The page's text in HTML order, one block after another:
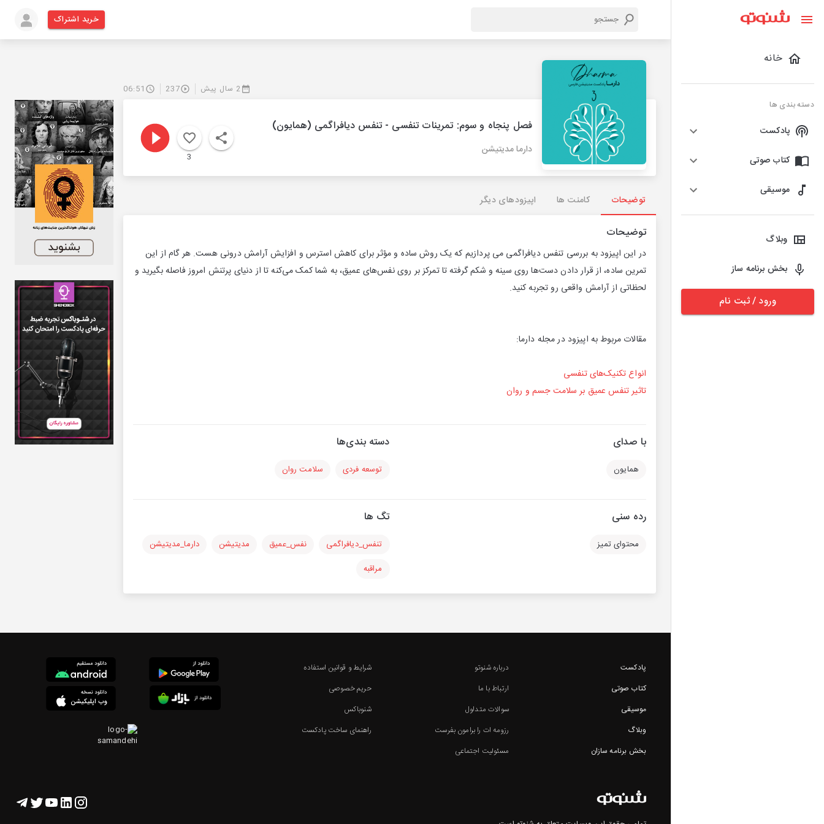
خانه
دسته بندی ها
پادکست
کتاب صوتی
موسیقی
وبلاگ
بخش برنامه ساز
ورود / ثبت نام
خرید اشتراک
2 سال پیش 237
06:51
فصل پنجاه و سوم: تمرینات تنفسی - تنفس دیافراگمی (همایون)
دارما مدیتیشن
3
توضیحات کامنت ها اپیزودهای دیگر
توضیحات
در این اپیزود به بررسی تنفس دیافراگمی می پردازیم که یک روش ساده و مؤثر برای کاهش استرس و افزایش آرامش درونی هست. هر گام از این
تمرین ساده، از قرار دادن دست‌ها روی سینه و شکم گرفته تا تمرکز بر روی نفس‌های عمیق، به شما کمک می‌کنه تا از دنیای پرتنش امروز فاصله بگیرید و
لحظاتی از آرامش واقعی رو تجربه کنید.
مقالات مربوط به اپیزود در مجله دارما:
انواع تکنیک‌های تنفسی
تاثیر تنفس عمیق بر سلامت جسم و روان
با صدای
همایون
دسته بندی‌ها
توسعه فردی سلامت روان
رده سنی
محتوای تمیز
تگ ها
تنفس_دیافراگمی نفس_عمیق مدیتیشن
دارما_مدیتیشن
مراقبه
پادکست
کتاب صوتی
موسیقی
وبلاگ
بخش برنامه سازان
درباره شنوتو
ارتباط با ما
سوالات متداول
رزومه ات را برامون بفرست
مسئولیت اجتماعی
شرایط و قوانین استفاده
حریم خصوصی
شنوباکس
راهنمای ساخت پادکست